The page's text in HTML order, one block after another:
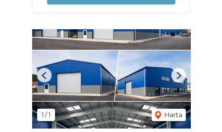
1 /1 Harta
Previous Next